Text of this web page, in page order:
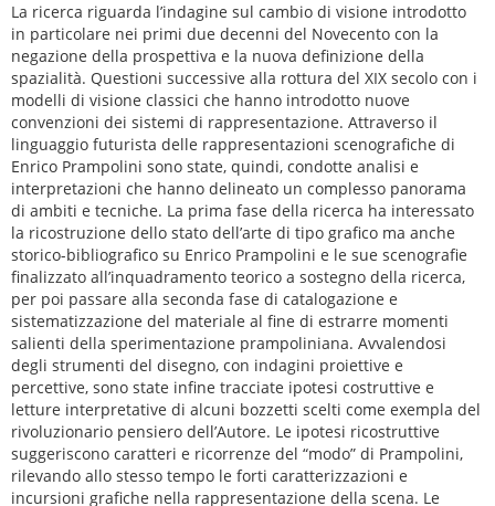
La ricerca riguarda l’indagine sul cambio di visione introdotto
in particolare nei primi due decenni del Novecento con la
negazione della prospettiva e la nuova definizione della
spazialità. Questioni successive alla rottura del XIX secolo con i
modelli di visione classici che hanno introdotto nuove
convenzioni dei sistemi di rappresentazione. Attraverso il
linguaggio futurista delle rappresentazioni scenografiche di
Enrico Prampolini sono state, quindi, condotte analisi e
interpretazioni che hanno delineato un complesso panorama
di ambiti e tecniche. La prima fase della ricerca ha interessato
la ricostruzione dello stato dell’arte di tipo grafico ma anche
storico-bibliografico su Enrico Prampolini e le sue scenografie
finalizzato all’inquadramento teorico a sostegno della ricerca,
per poi passare alla seconda fase di catalogazione e
sistematizzazione del materiale al fine di estrarre momenti
salienti della sperimentazione prampoliniana. Avvalendosi
degli strumenti del disegno, con indagini proiettive e
percettive, sono state infine tracciate ipotesi costruttive e
letture interpretative di alcuni bozzetti scelti come exempla del
rivoluzionario pensiero dell’Autore. Le ipotesi ricostruttive
suggeriscono caratteri e ricorrenze del “modo” di Prampolini,
rilevando allo stesso tempo le forti caratterizzazioni e
incursioni grafiche nella rappresentazione della scena. Le